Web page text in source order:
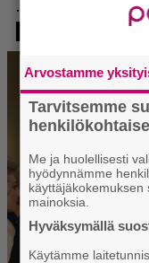
Arvostamme
Tarvitsemme
Me ja huolellisesti
hyödynnämme
käyttäjäkokemuksen
mainoksia.
Hyväksymällä
Käytämme